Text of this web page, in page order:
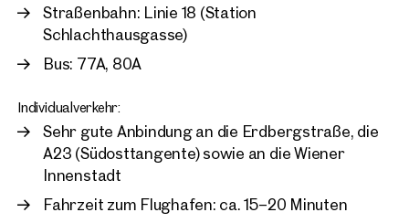
Straßenbahn: Linie 18 (Station
Schlachthausgasse)
Bus: 77A, 80A
Individualverkehr:
Sehr gute Anbindung an die Erdbergstraße, die
A23 (Südosttangente) sowie an die Wiener
Innenstadt
Fahrzeit zum Flughafen: ca. 15–20 Minuten